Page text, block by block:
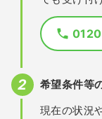
希望条件等
現在の状況